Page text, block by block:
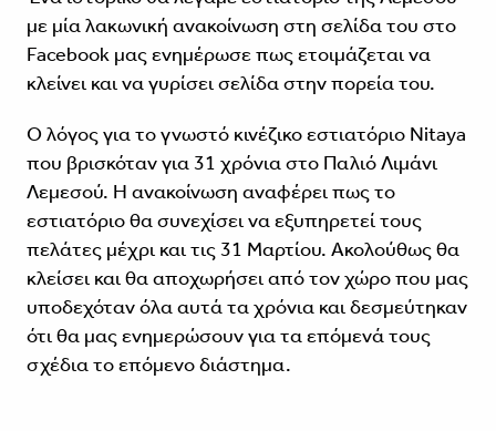
με μία λακωνική ανακοίνωση στη σελίδα του στο
Facebook μας ενημέρωσε πως ετοιμάζεται να
κλείνει και να γυρίσει σελίδα στην πορεία του.
Ο λόγος για το γνωστό κινέζικο εστιατόριο Nitaya
που βρισκόταν για 31 χρόνια στο Παλιό Λιμάνι
Λεμεσού. Η ανακοίνωση αναφέρει πως το
εστιατόριο θα συνεχίσει να εξυπηρετεί τους
πελάτες μέχρι και τις 31 Μαρτίου. Ακολούθως θα
κλείσει και θα αποχωρήσει από τον χώρο που μας
υποδεχόταν όλα αυτά τα χρόνια και δεσμεύτηκαν
ότι θα μας ενημερώσουν για τα επόμενά τους
σχέδια το επόμενο διάστημα.